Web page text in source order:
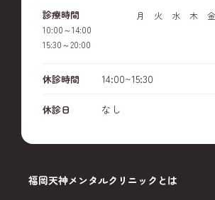
診療時間 月 火 水 木 金
10:00～14:00
15:30～20:00
休診時間 14:00~15:30
休診日 なし
福岡天神メンタルクリニックとは